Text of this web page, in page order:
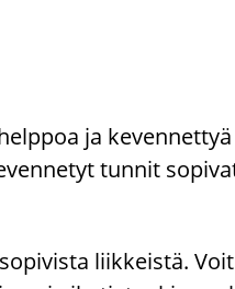
ja
tun­nit
liik­keis­tä.